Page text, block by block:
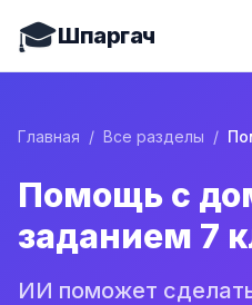
🎓Шпаргач
Главная / Все разделы /
Помощь с
заданием 7
ИИ поможет